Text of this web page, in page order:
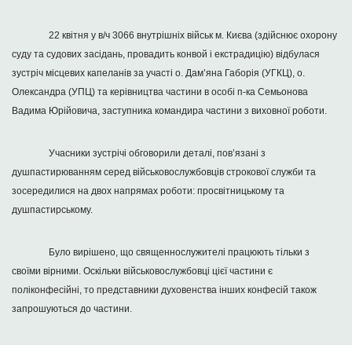
22 квітня у в/ч 3066 внутрішніх військ м. Києва (здійснює охорону
суду та судових засідань, провадить конвой і екстрадицію) відбулася
зустріч місцевих капеланів за участі о. Дам’яна Габорія (УГКЦ), о.
Олександра (УПЦ) та керівництва частини в особі п-ка Семьонова
Вадима Юрійовича, заступника командира частини з виховної роботи.
Учасники зустрічі обговорили деталі, пов’язані з
душпастирюванням серед військовослужбовців строкової служби та
зосередилися на двох напрямах роботи: просвітницькому та
душпастирському.
Було вирішено, що священнослужителі працюють тільки з
своїми вірними. Оскільки військовослужбовці цієї частини є
поліконфесійні, то представники духовенства інших конфесій також
запрошуються до частини.